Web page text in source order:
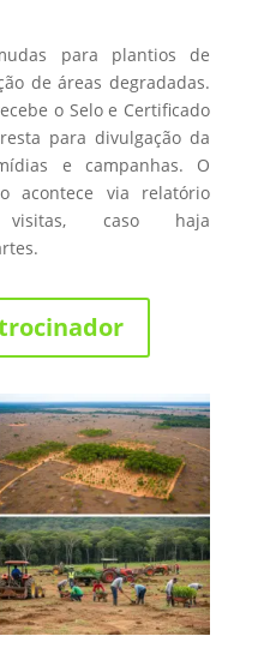
para plantios de
de áreas degradadas.
o Selo e Certificado
para divulgação da
e campanhas. O
acontece via relatório
visitas, caso haja